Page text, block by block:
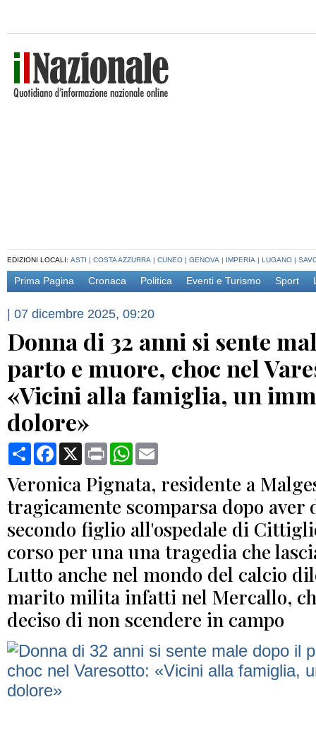
EDIZIONI LOCALI: ASTI | COSTA AZZURRA | CUNEO | GENOVA | IMPERIA | LUGANO |
Prima Pagina Cronaca Politica Eventi e Turismo Sport
| 07 dicembre 2025, 09:20
Donna di 32 anni si sente
parto e muore, choc nel
«Vicini alla famiglia, un
dolore»
CondividiFacebook
X Print WhatsApp
Veronica Pignata, residente a
tragicamente scomparsa dopo aver
secondo figlio all'ospedale di
corso per una una tragedia che
Lutto anche nel mondo del calcio
marito milita infatti nel Mercallo,
deciso di non scendere in campo